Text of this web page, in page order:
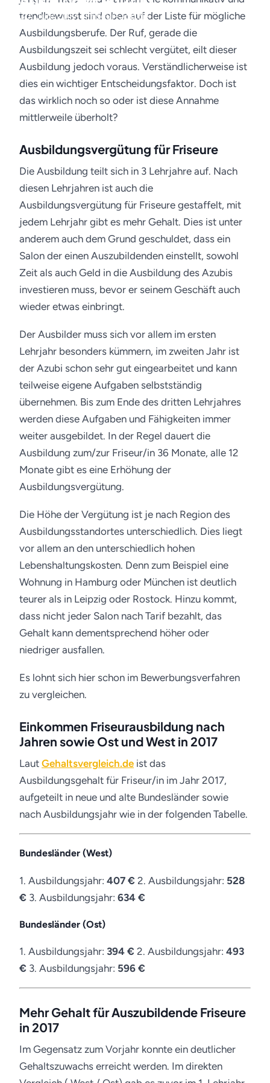
30. Juni 2017 · Friseur-Job.de
trendbewusst sind oben auf der Liste für mögliche
Ausbildungsberufe. Der Ruf, gerade die
Ausbildungszeit sei schlecht vergütet, eilt dieser
Ausbildung jedoch voraus. Verständlicherweise ist
dies ein wichtiger Entscheidungsfaktor. Doch ist
das wirklich noch so oder ist diese Annahme
mittlerweile überholt?
Ausbildungsvergütung für Friseure
Die Ausbildung teilt sich in 3 Lehrjahre auf. Nach
diesen Lehrjahren ist auch die
Ausbildungsvergütung für Friseure gestaffelt, mit
jedem Lehrjahr gibt es mehr Gehalt. Dies ist unter
anderem auch dem Grund geschuldet, dass ein
Salon der einen Auszubildenden einstellt, sowohl
Zeit als auch Geld in die Ausbildung des Azubis
investieren muss, bevor er seinem Geschäft auch
wieder etwas einbringt.
Der Ausbilder muss sich vor allem im ersten
Lehrjahr besonders kümmern, im zweiten Jahr ist
der Azubi schon sehr gut eingearbeitet und kann
teilweise eigene Aufgaben selbstständig
übernehmen. Bis zum Ende des dritten Lehrjahres
werden diese Aufgaben und Fähigkeiten immer
weiter ausgebildet. In der Regel dauert die
Ausbildung zum/zur Friseur/in 36 Monate, alle 12
Monate gibt es eine Erhöhung der
Ausbildungsvergütung.
Die Höhe der Vergütung ist je nach Region des
Ausbildungsstandortes unterschiedlich. Dies liegt
vor allem an den unterschiedlich hohen
Lebenshaltungskosten. Denn zum Beispiel eine
Wohnung in Hamburg oder München ist deutlich
teurer als in Leipzig oder Rostock. Hinzu kommt,
dass nicht jeder Salon nach Tarif bezahlt, das
Gehalt kann dementsprechend höher oder
niedriger ausfallen.
Es lohnt sich hier schon im Bewerbungsverfahren
zu vergleichen.
Einkommen Friseurausbildung nach
Jahren sowie Ost und West in 2017
Laut Gehaltsvergleich.de ist das
Ausbildungsgehalt für Friseur/in im Jahr 2017,
aufgeteilt in neue und alte Bundesländer sowie
nach Ausbildungsjahr wie in der folgenden Tabelle.
Bundesländer (West)
1. Ausbildungsjahr: 407 € 2. Ausbildungsjahr: 528
€ 3. Ausbildungsjahr: 634 €
Bundesländer (Ost)
1. Ausbildungsjahr: 394 € 2. Ausbildungsjahr: 493
€ 3. Ausbildungsjahr: 596 €
Mehr Gehalt für Auszubildende Friseure
in 2017
Im Gegensatz zum Vorjahr konnte ein deutlicher
Gehaltszuwachs erreicht werden. Im direkten